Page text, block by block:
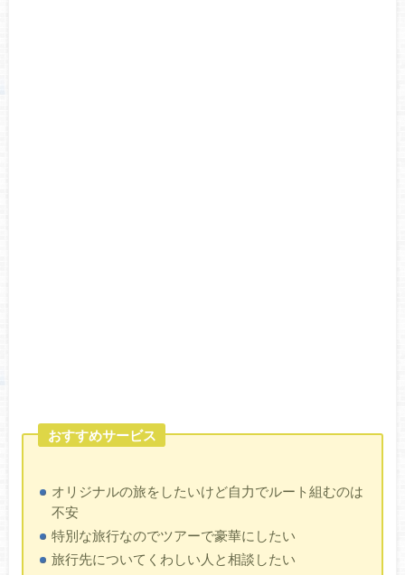
おすすめサービス
オリジナルの旅をしたいけど自力でルート組むのは
不安
特別な旅行なのでツアーで豪華にしたい
旅行先についてくわしい人と相談したい